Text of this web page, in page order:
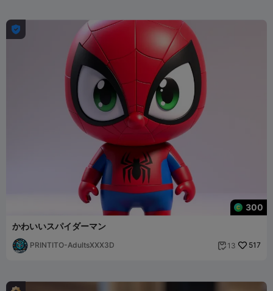
300

かわいいスパイダーマン
PRINTITO-AdultsXXX3D  13 517